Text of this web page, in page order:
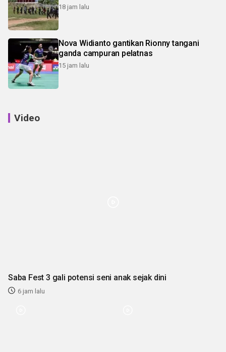
18 jam lalu
Nova Widianto gantikan Rionny tangani
ganda campuran pelatnas
15 jam lalu
Video
Saba Fest 3 gali potensi seni anak sejak dini
6 jam lalu